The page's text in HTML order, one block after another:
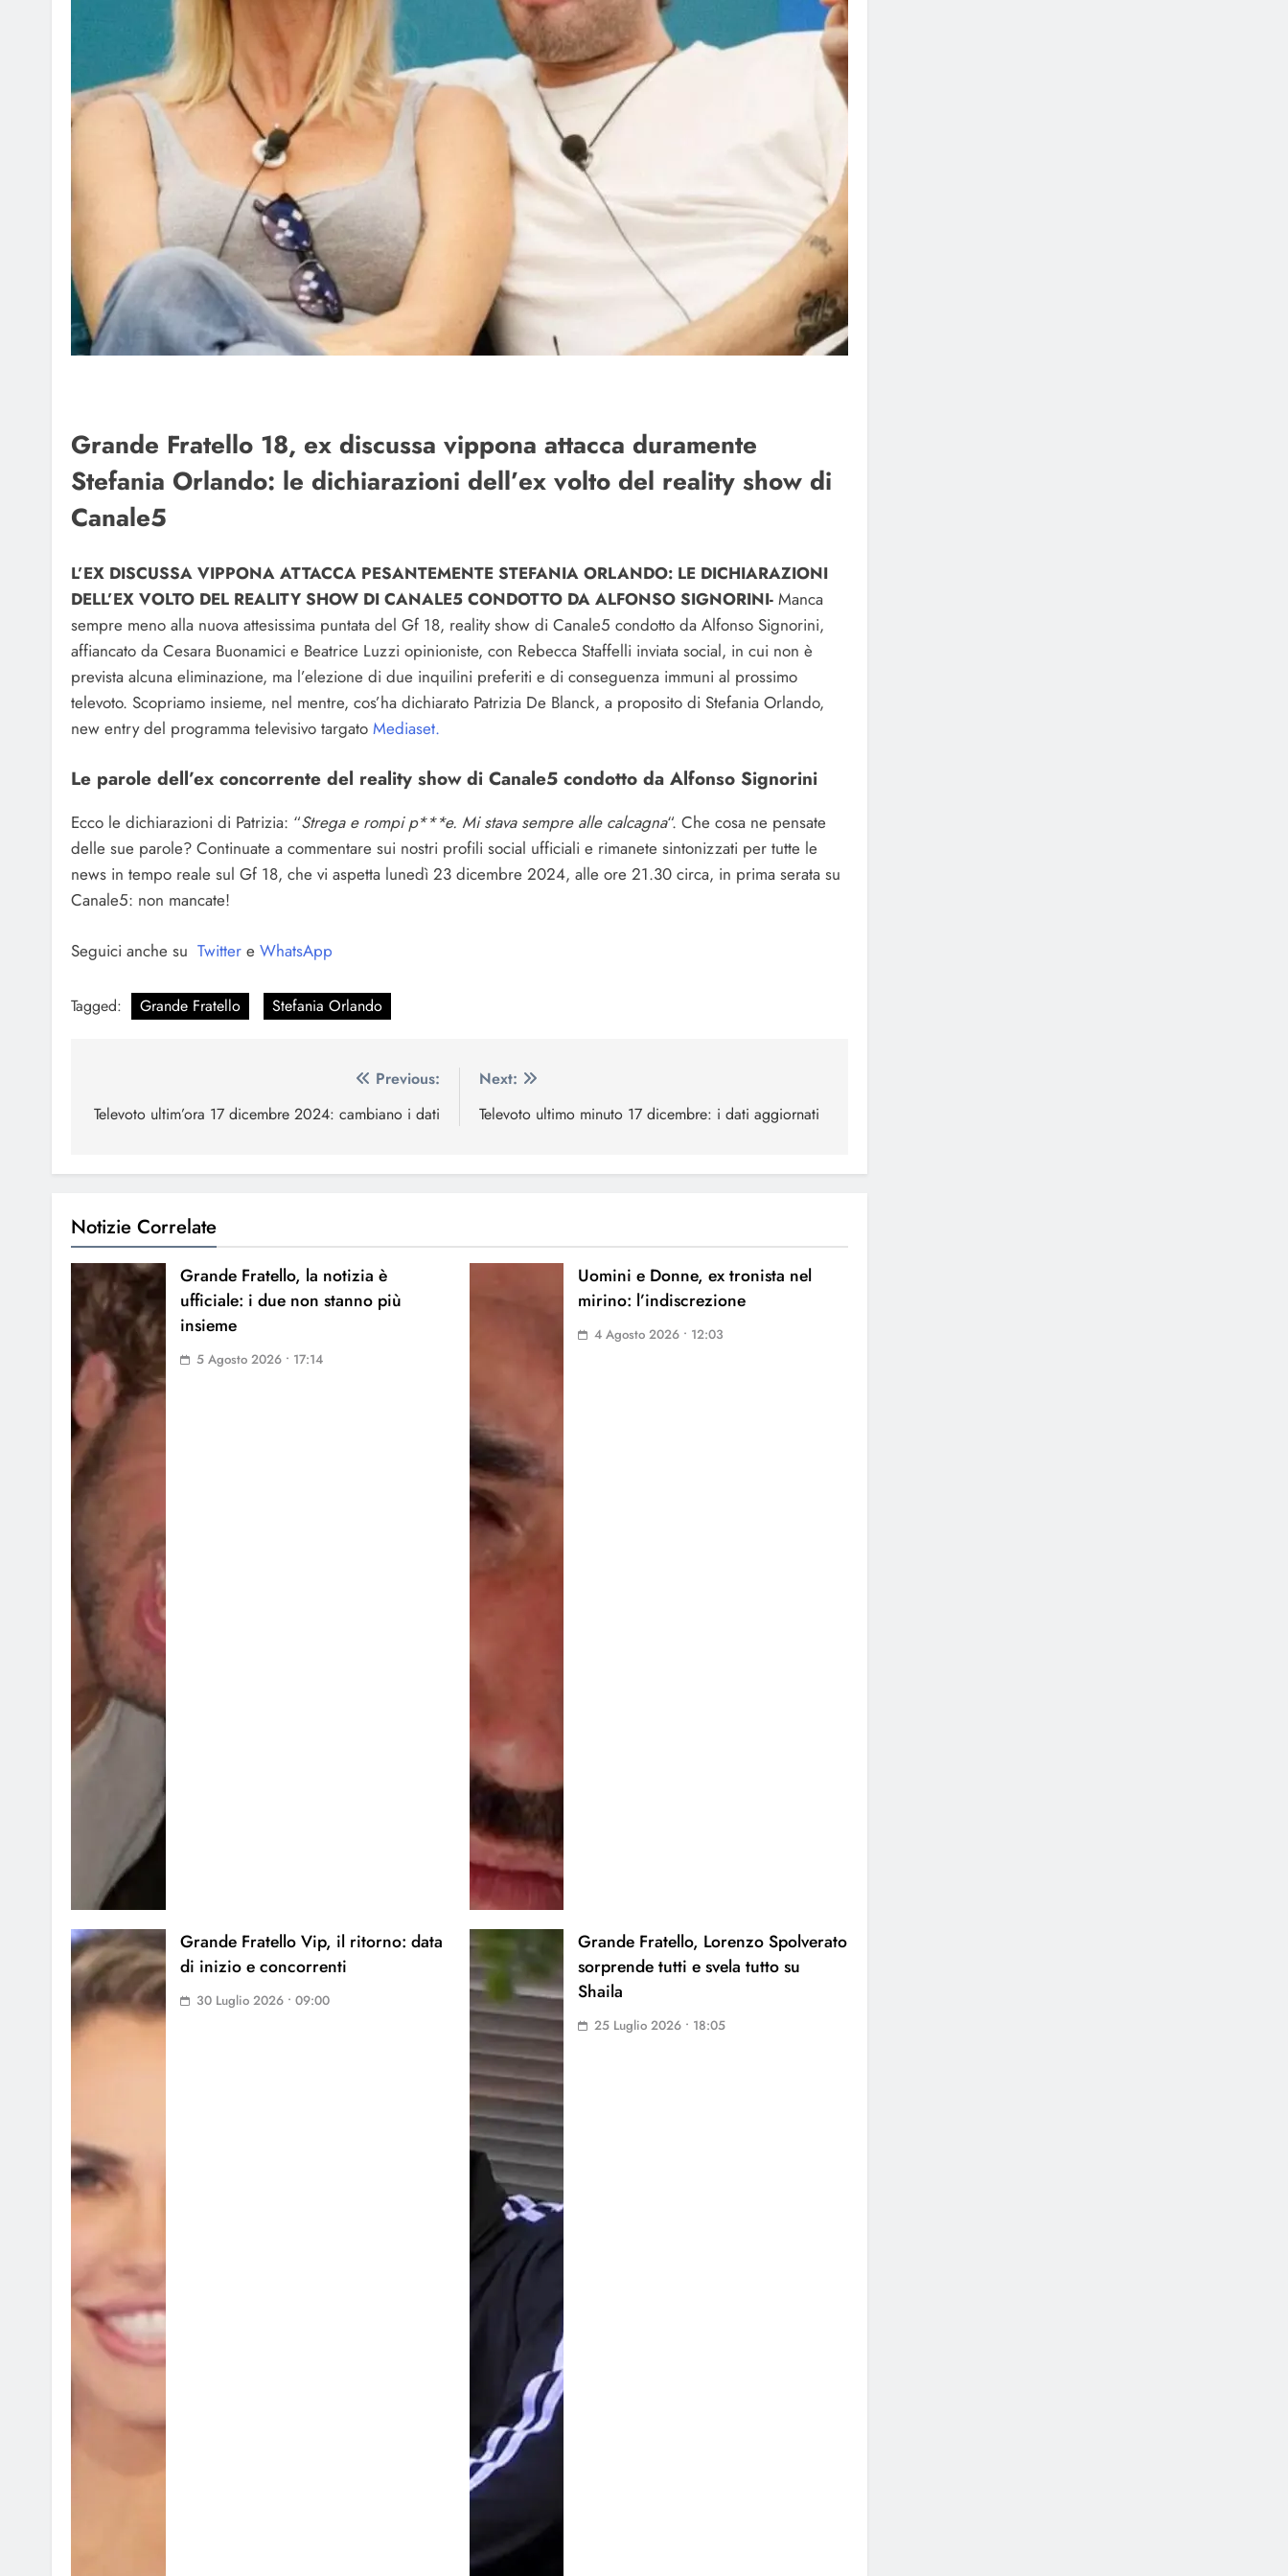
Grande Fratello 18, ex discussa vippona attacca duramente
Stefania Orlando: le dichiarazioni dell’ex volto del reality show di
Canale5
L’EX DISCUSSA VIPPONA ATTACCA PESANTEMENTE STEFANIA ORLANDO: LE DICHIARAZIONI
DELL’EX VOLTO DEL REALITY SHOW DI CANALE5 CONDOTTO DA ALFONSO SIGNORINI- Manca
sempre meno alla nuova attesissima puntata del Gf 18, reality show di Canale5 condotto da Alfonso Signorini,
affiancato da Cesara Buonamici e Beatrice Luzzi opinioniste, con Rebecca Staffelli inviata social, in cui non è
prevista alcuna eliminazione, ma l’elezione di due inquilini preferiti e di conseguenza immuni al prossimo
televoto. Scopriamo insieme, nel mentre, cos’ha dichiarato Patrizia De Blanck, a proposito di Stefania Orlando,
new entry del programma televisivo targato Mediaset.
Le parole dell’ex concorrente del reality show di Canale5 condotto da Alfonso Signorini
Ecco le dichiarazioni di Patrizia: “Strega e rompi p***e. Mi stava sempre alle calcagna“. Che cosa ne pensate
delle sue parole? Continuate a commentare sui nostri profili social ufficiali e rimanete sintonizzati per tutte le
news in tempo reale sul Gf 18, che vi aspetta lunedì 23 dicembre 2024, alle ore 21.30 circa, in prima serata su
Canale5: non mancate!
Seguici anche su Twitter e WhatsApp
Tagged: Grande Fratello Stefania Orlando
articoli
Previous:
Televoto ultim’ora 17 dicembre 2024: cambiano i dati
Next:
Televoto ultimo minuto 17 dicembre: i dati aggiornati
Notizie Correlate
Grande Fratello, la notizia è
ufficiale: i due non stanno più
insieme
5 Agosto 2026 • 17:14
Uomini e Donne, ex tronista nel
mirino: l’indiscrezione
4 Agosto 2026 • 12:03
Grande Fratello Vip, il ritorno: data
di inizio e concorrenti
30 Luglio 2026 • 09:00
Grande Fratello, Lorenzo Spolverato
sorprende tutti e svela tutto su
Shaila
25 Luglio 2026 • 18:05